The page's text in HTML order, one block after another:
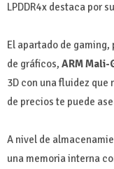
LPDDR4x destaca por
El apartado de
de gráficos, ARM Mali-
3D con una fluidez que
de precios te puede
A nivel de
una memoria interna